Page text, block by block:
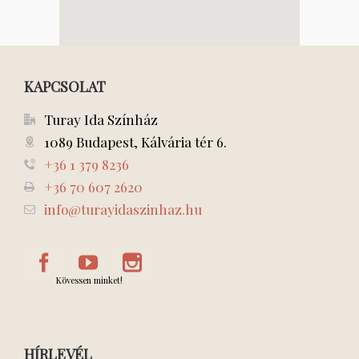
KAPCSOLAT
Turay Ida Színház
1089 Budapest, Kálvária tér 6.
+36 1 379 8236
+36 70 607 2620
info@turayidaszinhaz.hu
Kövessen minket!
HÍRLEVÉL